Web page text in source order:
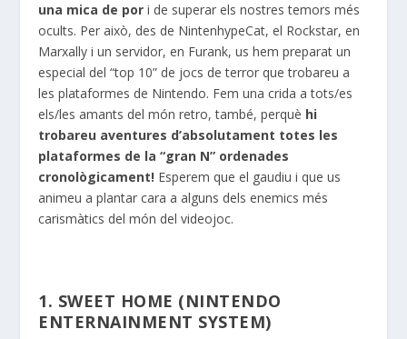
una mica de por i de superar els nostres temors més
ocults. Per això, des de NintenhypeCat, el Rockstar, en
Marxally i un servidor, en Furank, us hem preparat un
especial del “top 10” de jocs de terror que trobareu a
les plataformes de Nintendo. Fem una crida a tots/es
els/les amants del món retro, també, perquè hi
trobareu aventures d’absolutament totes les
plataformes de la “gran N” ordenades
cronològicament! Esperem que el gaudiu i que us
animeu a plantar cara a alguns dels enemics més
carismàtics del món del videojoc.
1. SWEET HOME (NINTENDO
ENTERNAINMENT SYSTEM)